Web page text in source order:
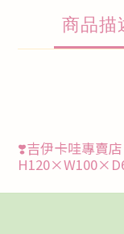
商品描
❣️吉伊卡哇專賣